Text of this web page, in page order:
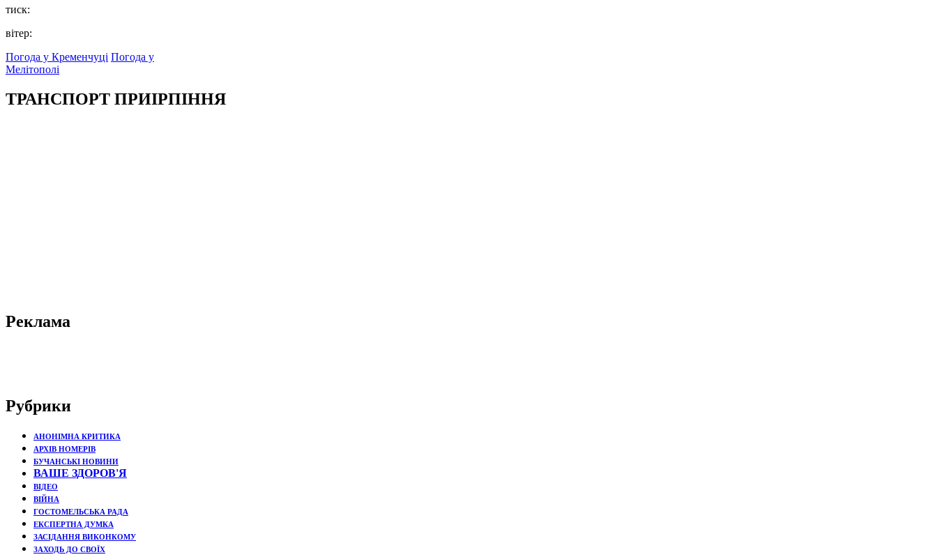
тиск:
вітер:
Погода у Кременчуці Погода у
Мелітополі
ТРАНСПОРТ ПРИІРПІННЯ
Реклама
Рубрики
АНОНІМНА КРИТИКА
АРХІВ НОМЕРІВ
БУЧАНСЬКІ НОВИНИ
ВАШЕ ЗДОРОВ'Я
ВІДЕО
ВІЙНА
ГОСТОМЕЛЬСЬКА РАДА
ЕКСПЕРТНА ДУМКА
ЗАСІДАННЯ ВИКОНКОМУ
ЗАХОДЬ ДО СВОЇХ